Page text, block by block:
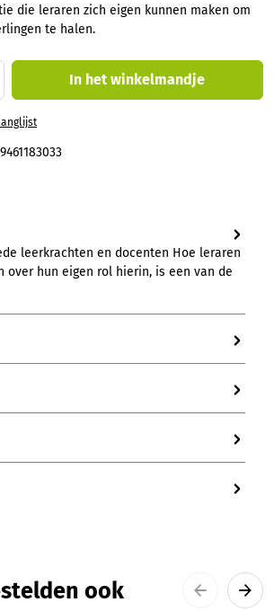
die leraren zich eigen kunnen maken om
te halen.
Voer de gewenste
In het winkelmandje
leerkrachten en docenten Hoe leraren
over hun eigen rol hierin, is een van de
ook